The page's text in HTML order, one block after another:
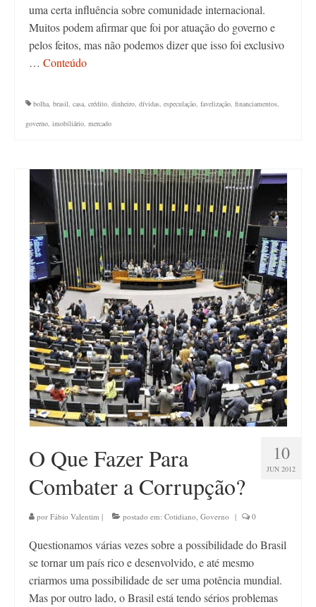
uma certa influência sobre comunidade internacional.
Muitos podem afirmar que foi por atuação do governo e
pelos feitos, mas não podemos dizer que isso foi exclusivo
… Conteúdo
bolha, brasil, casa, crédito, dinheiro, dívidas, especulação, favelização, financiamentos,
governo, imobiliário, mercado
10
JUN 2012
O Que Fazer Para
Combater a Corrupção?
por Fábio Valentim | postado em: Cotidiano, Governo | 0
Questionamos várias vezes sobre a possibilidade do Brasil
se tornar um país rico e desenvolvido, e até mesmo
criarmos uma possibilidade de ser uma potência mundial.
Mas por outro lado, o Brasil está tendo sérios problemas